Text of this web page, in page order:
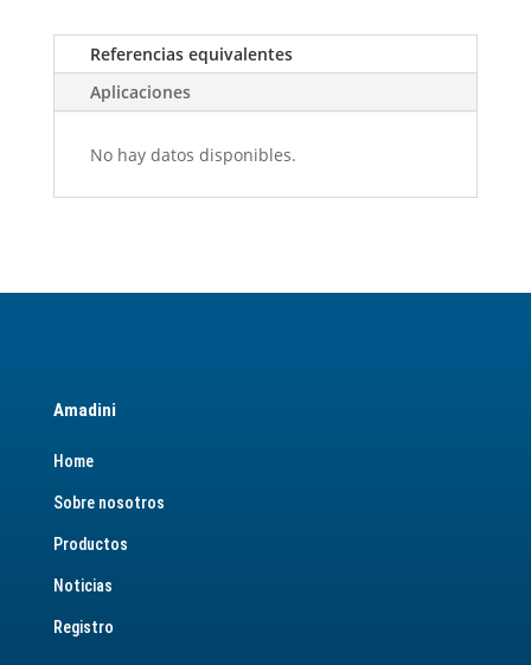
Referencias equivalentes
Aplicaciones
No hay datos disponibles.
Amadini
Home
Sobre nosotros
Productos
Noticias
Registro